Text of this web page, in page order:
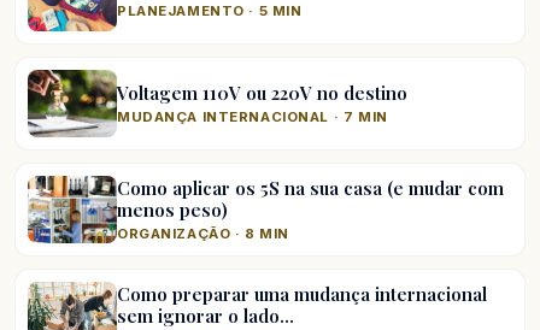
PLANEJAMENTO · 5 MIN
Voltagem 110V ou 220V no destino
MUDANÇA INTERNACIONAL · 7 MIN
Como aplicar os 5S na sua casa (e mudar com
menos peso)
ORGANIZAÇÃO · 8 MIN
Como preparar uma mudança internacional
sem ignorar o lado…